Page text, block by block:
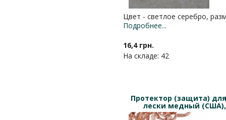
Цвет - светлое серебро,
Подробнее...
16,4 грн.
На складе: 42
Протектор (защита)
лески медный